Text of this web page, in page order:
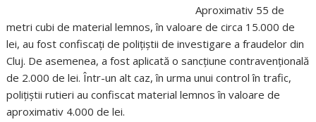
Aproximativ 55 de
metri cubi de material lemnos, în valoare de circa 15.000 de
lei, au fost confiscaţi de poliţiştii de investigare a fraudelor din
Cluj. De asemenea, a fost aplicată o sancţiune contravenţională
de 2.000 de lei. Într-un alt caz, în urma unui control în trafic,
poliţiştii rutieri au confiscat material lemnos în valoare de
aproximativ 4.000 de lei.